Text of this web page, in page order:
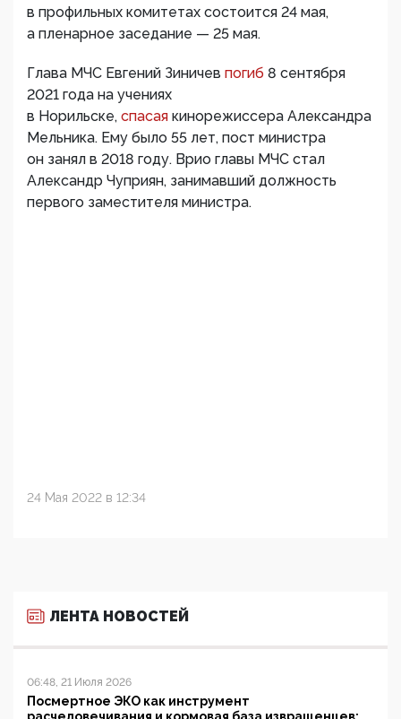
в профильных комитетах состоится 24 мая,
а пленарное заседание — 25 мая.
Глава МЧС Евгений Зиничев погиб 8 сентября
2021 года на учениях
в Норильске, спасая кинорежиссера Александра
Мельника. Ему было 55 лет, пост министра
он занял в 2018 году. Врио главы МЧС стал
Александр Чуприян, занимавший должность
первого заместителя министра.
24 Мая 2022 в 12:34
ЛЕНТА НОВОСТЕЙ
06:48, 21 Июля 2026
Посмертное ЭКО как инструмент